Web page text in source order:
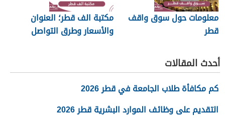
معلومات حول سوق واقف
قطر
مكتبة الف قطر؛ العنوان
والأسعار وطرق التواصل
أحدث المقالات
كم مكافأة طلاب الجامعة في قطر 2026
التقديم على وظائف الموارد البشرية قطر 2026